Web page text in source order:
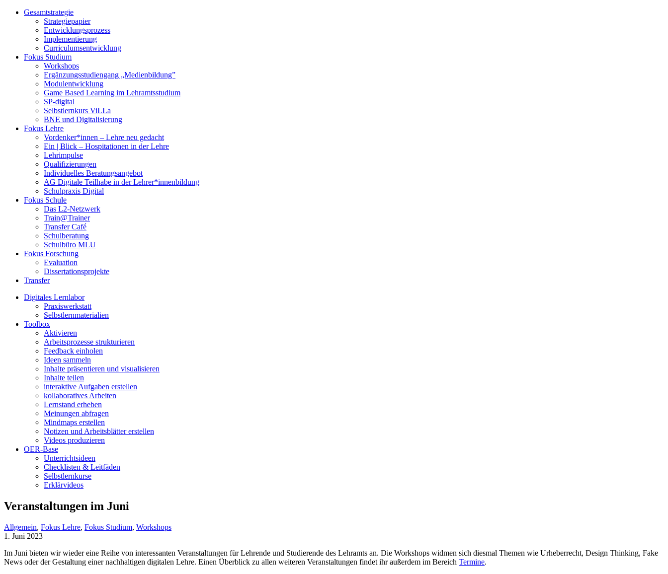
Gesamtstrategie
Strategiepapier
Entwicklungsprozess
Implementierung
Curriculumsentwicklung
Fokus Studium
Workshops
Ergänzungsstudiengang „Medienbildung”
Modulentwicklung
Game Based Learning im Lehramtsstudium
SP-digital
Selbstlernkurs ViLLa
BNE und Digitalisierung
Fokus Lehre
Vordenker*innen – Lehre neu gedacht
Ein | Blick – Hospitationen in der Lehre
Lehrimpulse
Qualifizierungen
Individuelles Beratungsangebot
AG Digitale Teilhabe in der Lehrer*innenbildung
Schulpraxis Digital
Fokus Schule
Das L2-Netzwerk
Train@Trainer
Transfer Café
Schulberatung
Schulbüro MLU
Fokus Forschung
Evaluation
Dissertationsprojekte
Transfer
Digitales Lernlabor
Praxiswerkstatt
Selbstlernmaterialien
Toolbox
Aktivieren
Arbeitsprozesse strukturieren
Feedback einholen
Ideen sammeln
Inhalte präsentieren und visualisieren
Inhalte teilen
interaktive Aufgaben erstellen
kollaboratives Arbeiten
Lernstand erheben
Meinungen abfragen
Mindmaps erstellen
Notizen und Arbeitsblätter erstellen
Videos produzieren
OER-Base
Unterrichtsideen
Checklisten & Leitfäden
Selbstlernkurse
Erklärvideos
Veranstaltungen im Juni
Allgemein, Fokus Lehre, Fokus Studium, Workshops
1. Juni 2023
Im Juni bieten wir wieder eine Reihe von interessanten Veranstaltungen für Lehrende und Studierende des Lehramts an. Die Workshops widmen sich diesmal Themen wie Urheberrecht, Design Thinking, Fake
News oder der Gestaltung einer nachhaltigen digitalen Lehre. Einen Überblick zu allen weiteren Veranstaltungen findet ihr außerdem im Bereich Termine.